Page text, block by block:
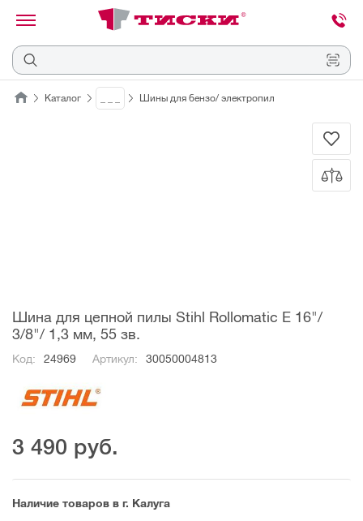
Отмена
Каталог Шины для бензо/ электропил
Шина для цепной пилы Stihl Rollomatic E 16"/
3/8"/ 1,3 мм, 55 зв.
Код: 24969 Артикул: 30050004813
3 490 руб.
Наличие товаров в г. Калуга